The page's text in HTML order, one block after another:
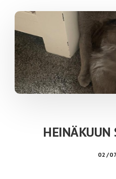
HEINÄKUUN
02/